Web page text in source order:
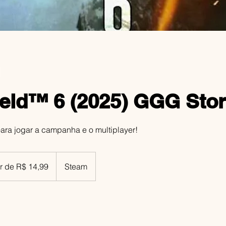
6 (2025) GGG
jogar a campanha e o multiplayer!
de R$ 14,99 Steam